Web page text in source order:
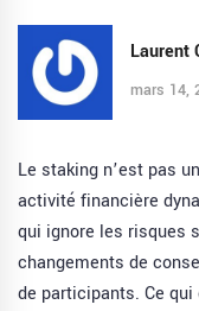
Laurent
mars 14,
Le staking n’est pas
activité financière
qui ignore les risques
changements de
de participants. Ce